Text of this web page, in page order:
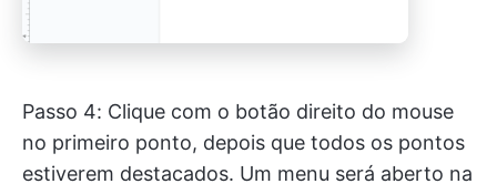
Passo 4: Clique com o botão direito do mouse
no primeiro ponto, depois que todos os pontos
estiverem destacados. Um menu será aberto na